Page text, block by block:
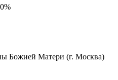
Божией Матери (г. Москва)